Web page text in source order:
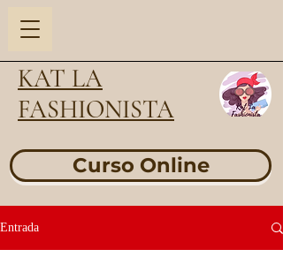
KAT LA
FASHIONISTA
Curso Online
Entrada